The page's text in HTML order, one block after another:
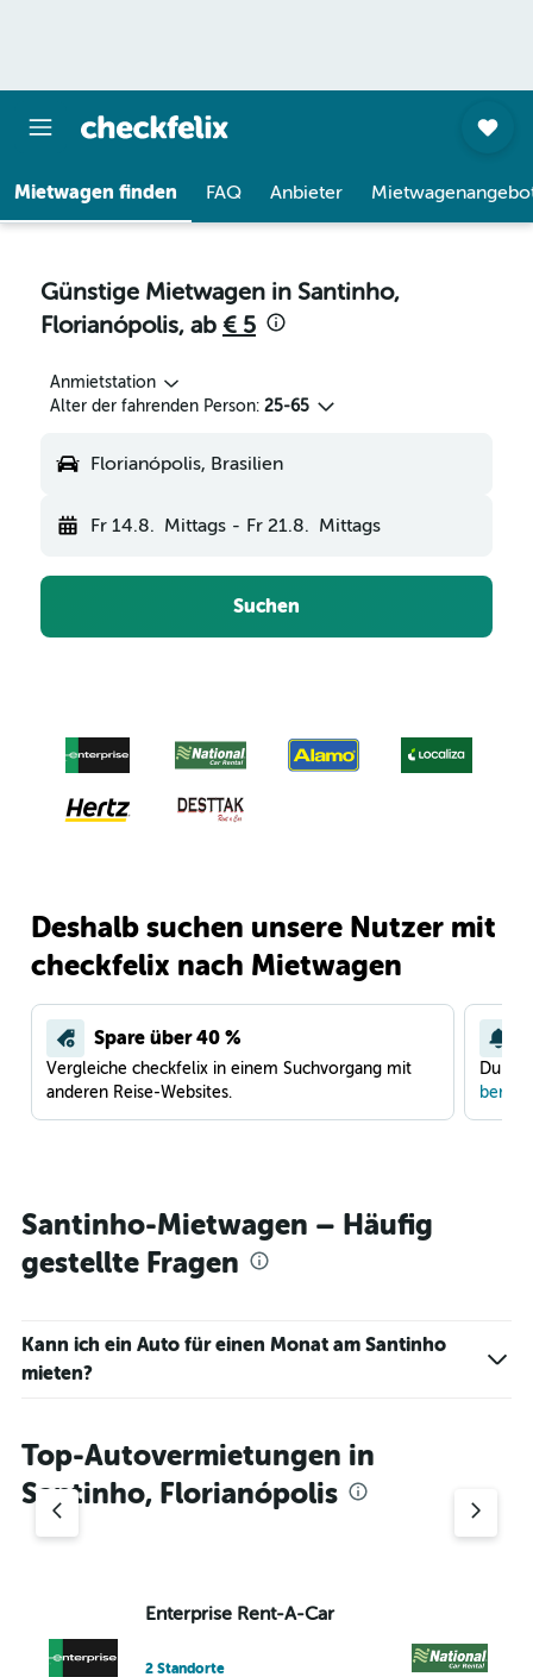
Mietwagen finden FAQ Anbieter
Günstige Mietwagen in Santinho,
Florianópolis, ab € 5
Anmietstation
Alter der fahrenden Person: 25-65
Florianópolis, Brasilien
Fr 14.8. Mittags - Fr 21.8. Mittags
Suchen
Deshalb suchen unsere Nutzer mit
checkfelix nach Mietwagen
Spare über 40 %
Vergleiche checkfelix in einem Suchvorgang mit
anderen Reise-Websites.
Du
Santinho-Mietwagen – Häufig
gestellte Fragen
Kann ich ein Auto für einen Monat am Santinho
mieten?
Top-Autovermietungen in
Santinho, Florianópolis
Enterprise Rent-A-Car
2 Standorte